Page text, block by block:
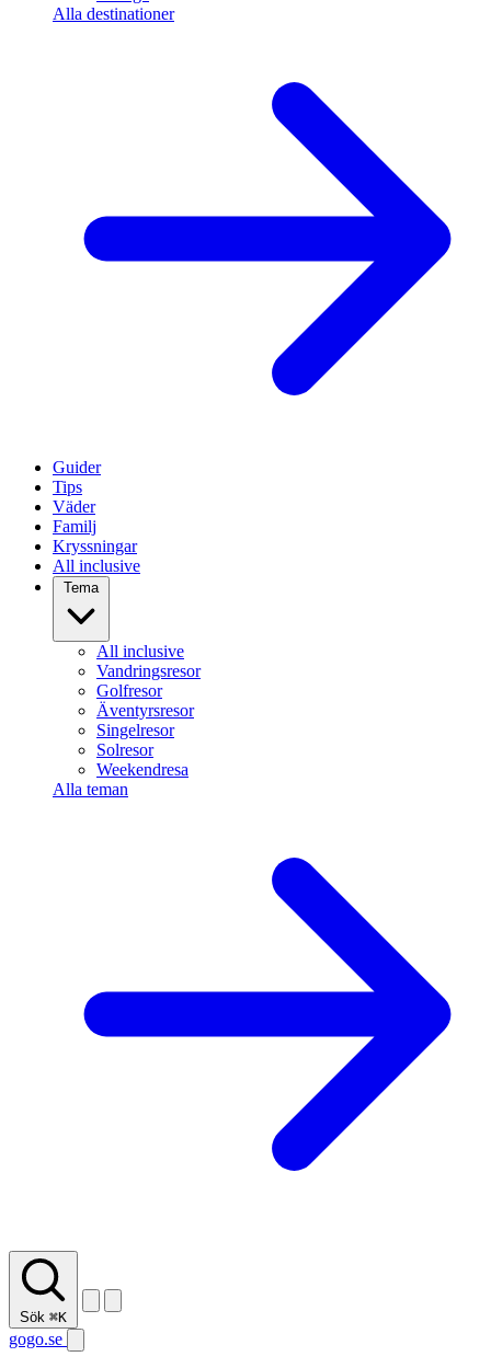
Alla destinationer
Guider
Tips
Väder
Familj
Kryssningar
All inclusive
Tema
All inclusive
Vandringsresor
Golfresor
Äventyrsresor
Singelresor
Solresor
Weekendresa
Alla teman
Sök ⌘K
gogo.se